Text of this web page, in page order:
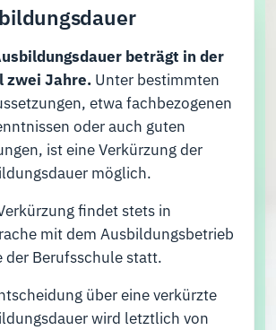
beträgt in der
zwei Jahre. Unter bestimmten
etwa fachbezogenen
oder auch guten
ist eine Verkürzung der
möglich.
findet stets in
mit dem Ausbildungsbetrieb
der Berufsschule statt.
über eine verkürzte
wird letztlich von